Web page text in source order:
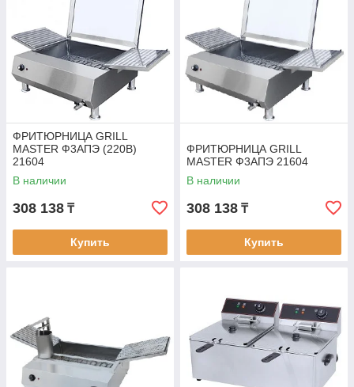
ФРИТЮРНИЦА GRILL
MASTER Ф3АПЭ (220В)
21604
В наличии
308 138 ₸
Купить
ФРИТЮРНИЦА GRILL
MASTER Ф3АПЭ 21604
В наличии
308 138 ₸
Купить